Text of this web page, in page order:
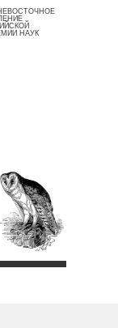
НАУК